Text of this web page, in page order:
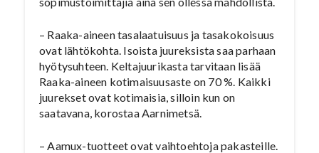
– Raaka-aineen tasalaatuisuus ja tasakokoisuus
ovat lähtökohta. Isoista juureksista saa parhaan
hyötysuhteen. Keltajuurikasta tarvitaan lisää
Raaka-aineen kotimaisuusaste on 70 %. Kaikki
juurekset ovat kotimaisia, silloin kun on
saatavana, korostaa Aarnimetsä.
– Aamux-tuotteet ovat vaihtoehtoja pakasteille.